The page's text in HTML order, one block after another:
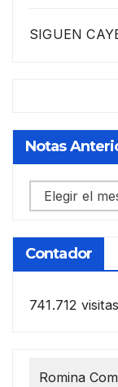
SIGUEN
Notas
Notas
anteriores
Contador
741.712 visitas
Romina